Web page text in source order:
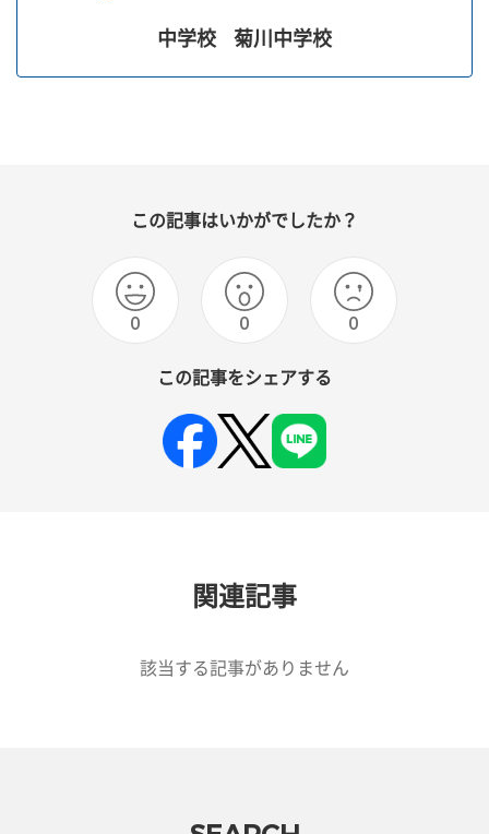
中学校 菊川中学校
この記事はいかがでしたか？
0 0 0
この記事をシェアする
関連記事
該当する記事がありません